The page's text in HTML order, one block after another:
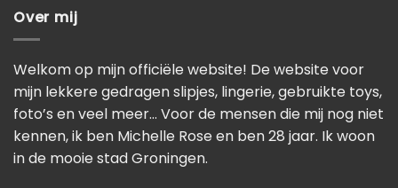
Over mij
Welkom op mijn officiële website! De website voor
mijn lekkere gedragen slipjes, lingerie, gebruikte toys,
foto’s en veel meer… Voor de mensen die mij nog niet
kennen, ik ben Michelle Rose en ben 28 jaar. Ik woon
in de mooie stad Groningen.